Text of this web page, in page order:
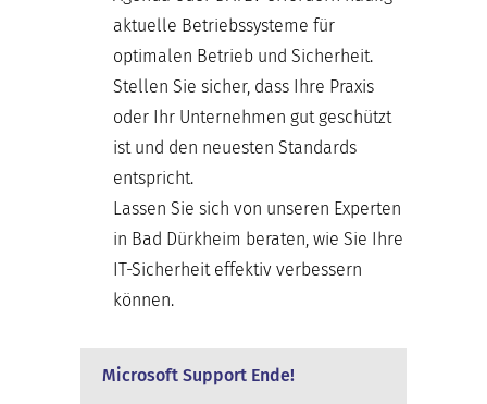
aktuelle Betriebssysteme für
optimalen Betrieb und Sicherheit.
Stellen Sie sicher, dass Ihre Praxis
oder Ihr Unternehmen gut geschützt
ist und den neuesten Standards
entspricht.
Lassen Sie sich von unseren Experten
in Bad Dürkheim beraten, wie Sie Ihre
IT-Sicherheit effektiv verbessern
können.
Microsoft Support Ende!